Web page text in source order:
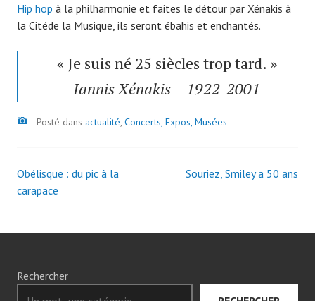
Hip hop à la philharmonie et faites le détour par Xénakis à
la Citéde la Musique, ils seront ébahis et enchantés.
« Je suis né 25 siècles trop tard. »
Iannis Xénakis – 1922-2001
Image
Posté dans actualité, Concerts, Expos, Musées
Navigation
Obélisque : du pic à la
carapace
Souriez, Smiley a 50 ans
Rechercher